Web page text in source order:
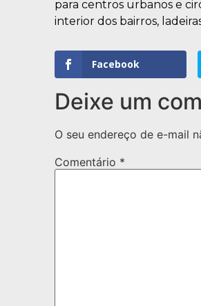
para centros urbanos e
interior dos bairros,
Facebook
Deixe um
O seu endereço de e-mail
Comentário *